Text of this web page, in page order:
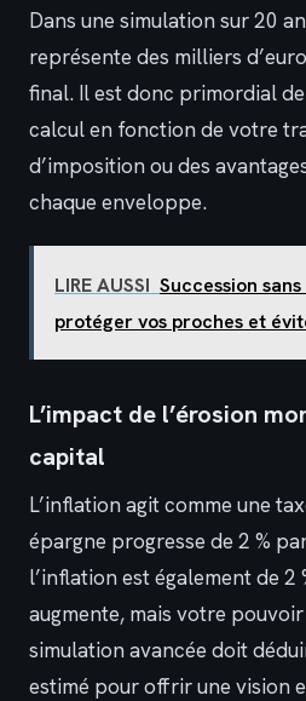
Dans une simulation sur 20
représente des milliers
final. Il est donc primordial
calcul en fonction de votre
d’imposition ou des
chaque enveloppe.
LIRE AUSSI Succession
protéger vos proches et
L’impact de l’érosion
capital
L’inflation agit comme une
épargne progresse de 2 %
l’inflation est également de
augmente, mais votre pouvoir
simulation avancée doit
estimé pour offrir une vision